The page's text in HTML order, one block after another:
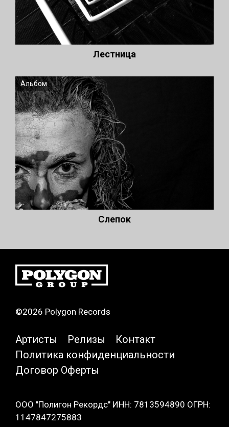
Лестница
Альбом
Слепок
©2026 Polygon Records
Артисты Релизы
Контакт
Политика конфиденциальности
Договор Оферты
ООО "Полигон Рекордс" ИНН: 7813594890 ОГРН:
1147847275883